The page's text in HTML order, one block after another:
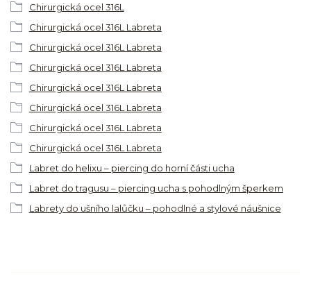
Chirurgická ocel 316L
Chirurgická ocel 316L Labreta
Chirurgická ocel 316L Labreta
Chirurgická ocel 316L Labreta
Chirurgická ocel 316L Labreta
Chirurgická ocel 316L Labreta
Chirurgická ocel 316L Labreta
Chirurgická ocel 316L Labreta
Labret do helixu – piercing do horní části ucha
Labret do tragusu – piercing ucha s pohodlným šperkem
Labrety do ušního lalůčku – pohodlné a stylové náušnice